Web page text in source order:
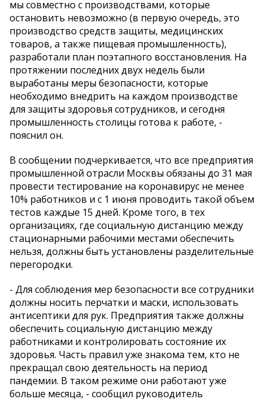
мы совместно с производствами, которые
остановить невозможно (в первую очередь, это
производство средств защиты, медицинских
товаров, а также пищевая промышленность),
разработали план поэтапного восстановления. На
протяжении последних двух недель были
выработаны меры безопасности, которые
необходимо внедрить на каждом производстве
для защиты здоровья сотрудников, и сегодня
промышленность столицы готова к работе, -
пояснил он.
В сообщении подчеркивается, что все предприятия
промышленной отрасли Москвы обязаны до 31 мая
провести тестирование на коронавирус не менее
10% работников и с 1 июня проводить такой объем
тестов каждые 15 дней. Кроме того, в тех
организациях, где социальную дистанцию между
стационарными рабочими местами обеспечить
нельзя, должны быть установлены разделительные
перегородки.
- Для соблюдения мер безопасности все сотрудники
должны носить перчатки и маски, использовать
антисептики для рук. Предприятия также должны
обеспечить социальную дистанцию между
работниками и контролировать состояние их
здоровья. Часть правил уже знакома тем, кто не
прекращал свою деятельность на период
пандемии. В таком режиме они работают уже
больше месяца, - сообщил руководитель